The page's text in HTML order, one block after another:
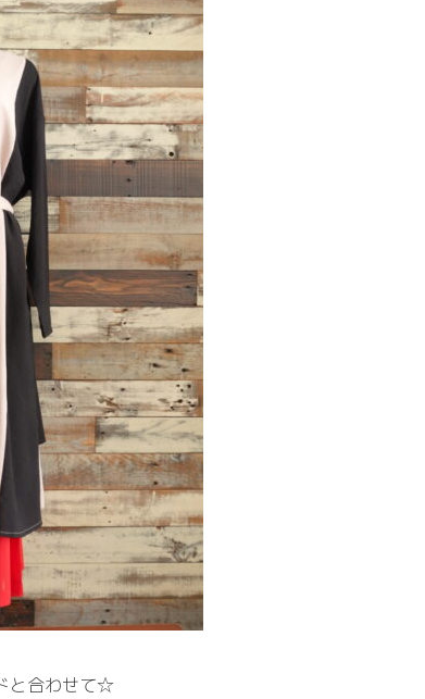
合わせることで、フロントのラップデザインが目
効果大◎
と合わせて☆